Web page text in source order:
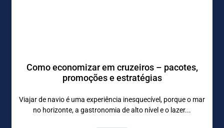
Como economizar em cruzeiros – pacotes,
promoções e estratégias
Viajar de navio é uma experiência inesquecível, porque o mar
no horizonte, a gastronomia de alto nível e o lazer